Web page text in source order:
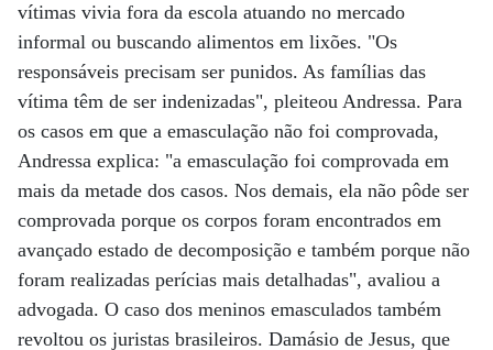
vítimas vivia fora da escola atuando no mercado
informal ou buscando alimentos em lixões. "Os
responsáveis precisam ser punidos. As famílias das
vítima têm de ser indenizadas", pleiteou Andressa. Para
os casos em que a emasculação não foi comprovada,
Andressa explica: "a emasculação foi comprovada em
mais da metade dos casos. Nos demais, ela não pôde ser
comprovada porque os corpos foram encontrados em
avançado estado de decomposição e também porque não
foram realizadas perícias mais detalhadas", avaliou a
advogada. O caso dos meninos emasculados também
revoltou os juristas brasileiros. Damásio de Jesus, que